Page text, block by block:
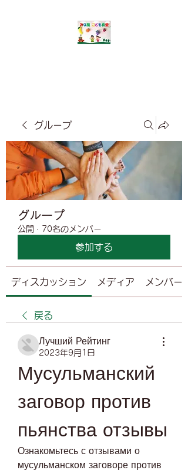
グループ
グループ
公開 · 70名のメンバー
参加する
ディスカッション メディア メンバー
戻る
Лучший Рейтинг
2023年9月1日
Мусульманский
заговор против
пьянства отзывы
Ознакомьтесь с отзывами о
мусульманском заговоре против